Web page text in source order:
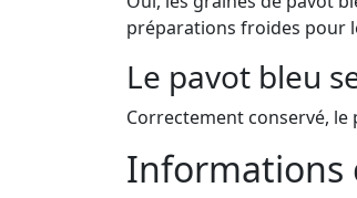
préparations froides pour
Le pavot bleu
Correctement conservé,
Informations